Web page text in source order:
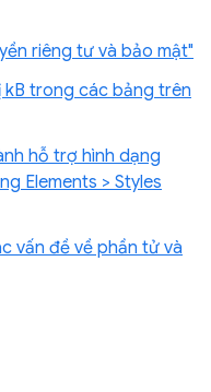
riêng tư và bảo mật"
trong các bảng trên
hỗ trợ hình dạng
Elements > Styles
vấn đề về phần tử và